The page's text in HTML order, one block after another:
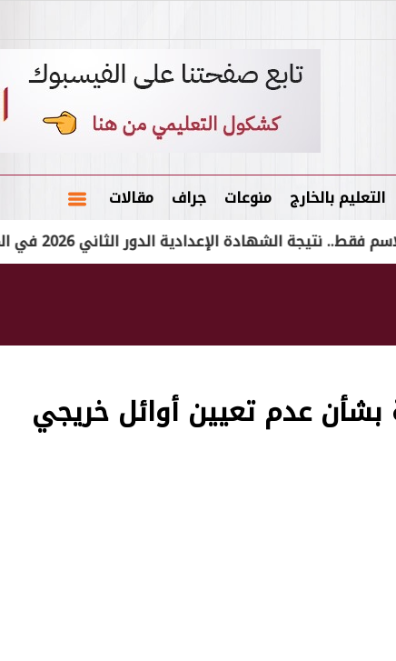
التعليم بالخارج منوعات جراف مقالات
الشهادة الإعدادية الدور الثاني 2026 في المحافظات
بشأن عدم تعيين أوائل خريجي